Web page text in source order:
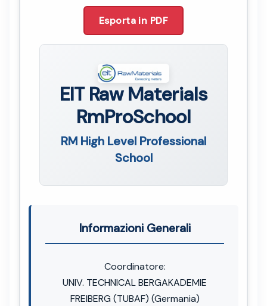
Esporta in PDF
EIT Raw Materials
RmProSchool
RM High Level Professional
School
Informazioni Generali
Coordinatore:
UNIV. TECHNICAL BERGAKADEMIE
FREIBERG (TUBAF) (Germania)